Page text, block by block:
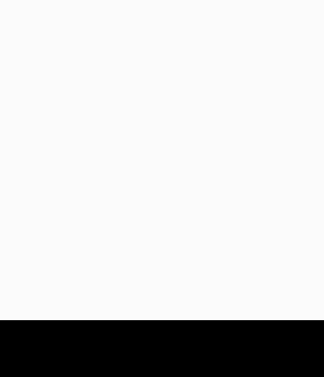
vragen over dit product of wil